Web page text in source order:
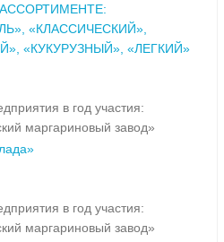
«КЛАССИЧЕСКИЙ»,
«КУКУРУЗНЫЙ», «ЛЕГКИЙ»
в год участия:
маргариновый завод»
в год участия:
маргариновый завод»